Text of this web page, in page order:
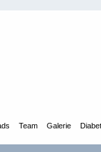
Team Galerie